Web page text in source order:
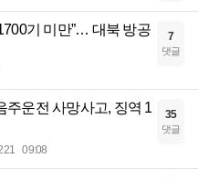
기 미만”… 대북 방공
7
댓글
주운전 사망사고, 징역 1
09:08
35
댓글